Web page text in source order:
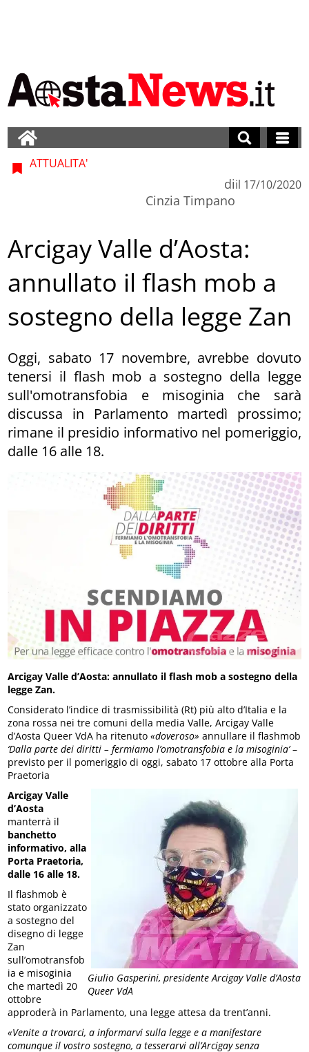
ATTUALITA'
di
Cinzia Timpano
il 17/10/2020
Arcigay Valle d’Aosta:
annullato il flash mob a
sostegno della legge Zan
Oggi, sabato 17 novembre, avrebbe dovuto
tenersi il flash mob a sostegno della legge
sull'omotransfobia e misoginia che sarà
discussa in Parlamento martedì prossimo;
rimane il presidio informativo nel pomeriggio,
dalle 16 alle 18.
Arcigay Valle d’Aosta: annullato il flash mob a sostegno della
legge Zan.
Considerato l’indice di trasmissibilità (Rt) più alto d’Italia e la
zona rossa nei tre comuni della media Valle, Arcigay Valle
d’Aosta Queer VdA ha ritenuto«doveroso» annullare il flashmob
‘Dalla parte dei diritti – fermiamo l’omotransfobia e la misoginia’–
previsto per il pomeriggio di oggi, sabato 17 ottobre alla Porta
Praetoria
Giulio Gasperini, presidente Arcigay Valle d’Aosta
Queer VdA
Arcigay Valle
d’Aosta
manterrà il
banchetto
informativo, alla
Porta Praetoria,
dalle 16 alle 18.
Il flashmob è
stato organizzato
a sostegno del
disegno di legge
Zan
sull’omotransfob
ia e misoginia
che martedì 20
ottobre
approderà in Parlamento, una legge attesa da trent’anni.
«Venite a trovarci, a informarvi sulla legge e a manifestare
comunque il vostro sostegno, a tesserarvi all’Arcigay senza